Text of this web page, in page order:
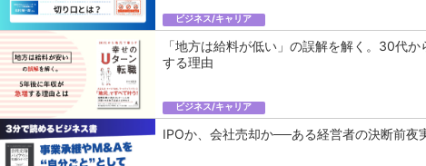
ビジネス/キャリア
「地方は給料が低い」の誤解を解く。30代
する理由
ビジネス/キャリア
IPOか、会社売却か──ある経営者の決断前夜